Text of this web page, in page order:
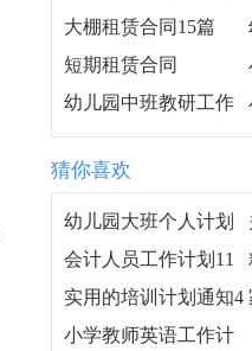
范文汇编15篇
大棚租赁合同15篇
短期租赁合同
幼儿园中班教研工作
计划集锦14篇
猜你喜欢
幼儿园大班个人计划
集合五篇
会计人员工作计划11
篇
实用的培训计划通知4
篇
小学教师英语工作计